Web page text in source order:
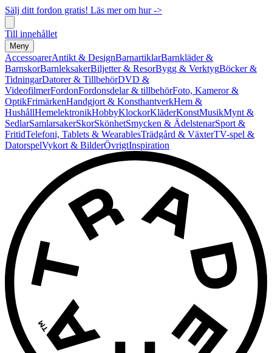
Sälj ditt fordon gratis! Läs mer om hur ->
Till innehållet
Meny
AccessoarerAntikt & DesignBarnartiklarBarnkläder &
BarnskorBarnleksakerBiljetter & ResorBygg & VerktygBöcker &
TidningarDatorer & TillbehörDVD &
VideofilmerFordonFordonsdelar & tillbehörFoto, Kameror &
OptikFrimärkenHandgjort & KonsthantverkHem &
HushållHemelektronikHobbyKlockorKläderKonstMusikMynt &
SedlarSamlarsakerSkorSkönhetSmycken & ÄdelstenarSport &
FritidTelefoni, Tablets & WearablesTrädgård & VäxterTV-spel &
DatorspelVykort & BilderÖvrigtInspiration